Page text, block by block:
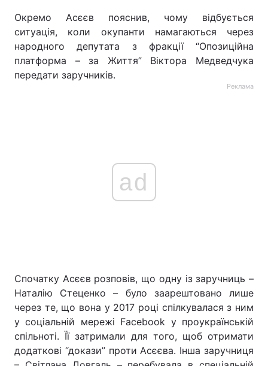
Окремо Асєєв пояснив, чому відбується
ситуація, коли окупанти намагаються через
народного депутата з фракції “Опозиційна
платформа – за Життя” Віктора Медведчука
передати заручників.
Реклама
ad
Спочатку Асєєв розповів, що одну із заручниць –
Наталію Стеценко – було заарештовано лише
через те, що вона у 2017 році спілкувалася з ним
у соціальній мережі Facebook у проукраїнській
спільноті. Її затримали для того, щоб отримати
додаткові “докази” проти Асєєва. Інша заручниця